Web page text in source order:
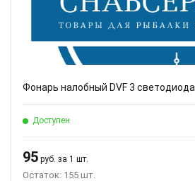
Фонарь налобный DVF 3 светодиода
Доступен
95 руб. за 1 шт.
Остаток: 155 шт.